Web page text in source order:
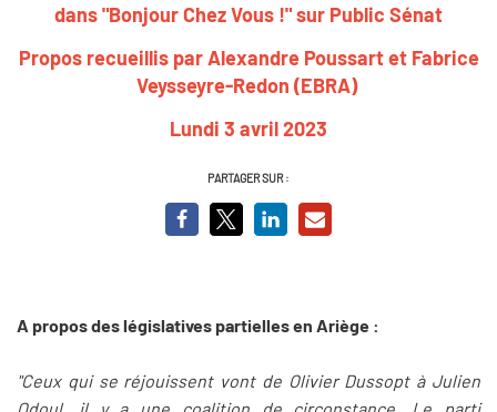
dans "Bonjour Chez Vous !" sur Public Sénat
Propos recueillis par Alexandre Poussart et Fabrice
Veysseyre-Redon (EBRA)
Lundi 3 avril 2023
PARTAGER SUR :
A propos des législatives partielles en Ariège :
"Ceux qui se réjouissent vont de Olivier Dussopt à Julien